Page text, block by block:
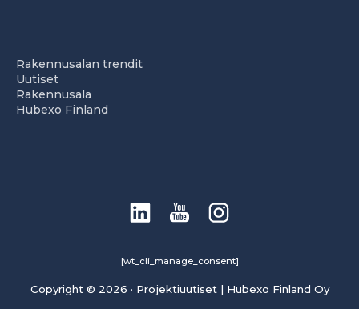
Rakennusalan trendit
Uutiset
Rakennusala
Hubexo Finland
[wt_cli_manage_consent]
Copyright © 2026 · Projektiuutiset | Hubexo Finland Oy